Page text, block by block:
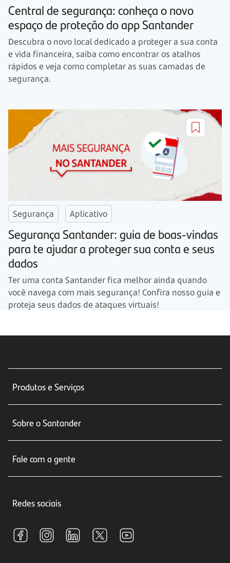
Central de segurança: conheça o novo
espaço de proteção do app Santander
Descubra o novo local dedicado a proteger a sua conta
e vida financeira, saiba como encontrar os atalhos
rápidos e veja como completar as suas camadas de
segurança.
Segurança Aplicativo
Segurança Santander: guia de boas-vindas
para te ajudar a proteger sua conta e seus
dados
Ter uma conta Santander fica melhor ainda quando
você navega com mais segurança! Confira nosso guia e
proteja seus dados de ataques virtuais!
Produtos e Serviços
Seguros
Crédito e Financiamentos
Investimentos
Sobre o Santander
Relações com Investidores
Fale com a gente
Central de Renegociação
S.A.C
Redes sociais